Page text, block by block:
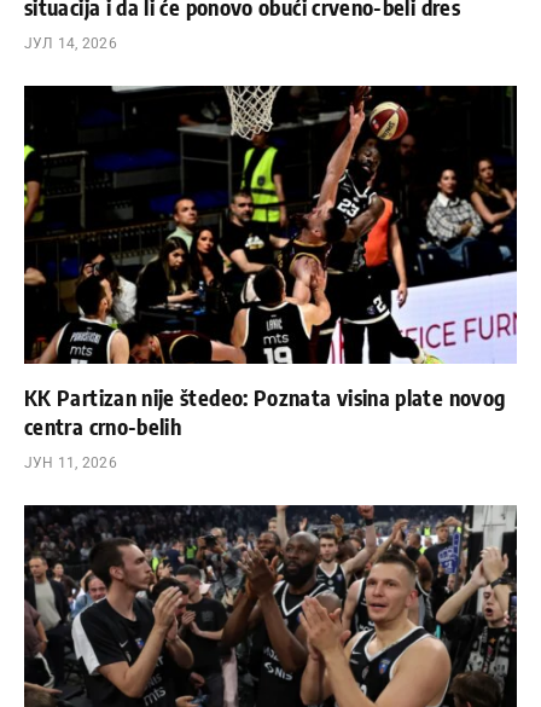
situacija i da li će ponovo obući crveno-beli dres
ЈУЛ 14, 2026
KK Partizan nije štedeo: Poznata visina plate novog
centra crno-belih
ЈУН 11, 2026